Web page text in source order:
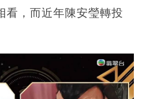
看，而近年陳安瑩轉投